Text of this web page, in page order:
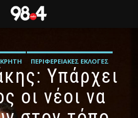
ΚΡΉΤΗ
ΠΕΡΙΦΕΡΕΙΑΚΈΣ ΕΚΛΟΓΈΣ
ΠΟΛΙΤΙΚΉ Υπάρχει
οι νέοι να